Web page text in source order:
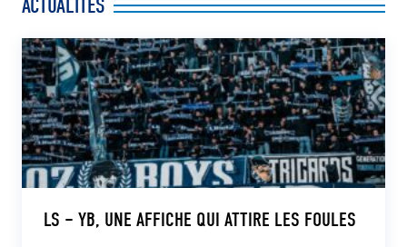
ACTUALITÉS
LS – YB, UNE AFFICHE QUI ATTIRE LES FOULES